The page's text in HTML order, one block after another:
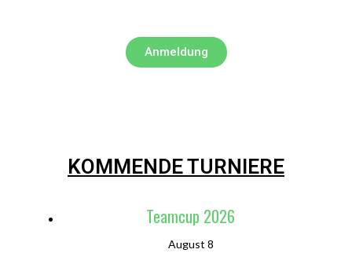
Anmeldung
KOMMENDE TURNIERE
Teamcup 2026
August 8